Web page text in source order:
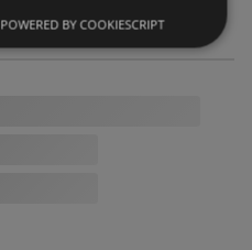
POWERED BY COOKIESCRIPT